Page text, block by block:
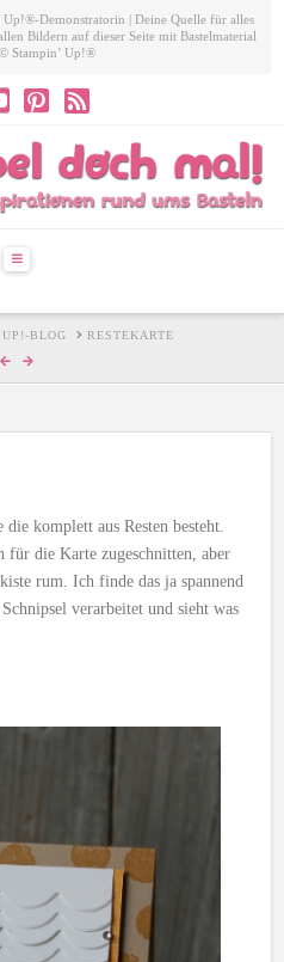
Up!®-Demonstratorin | Deine Quelle für alles
Bildern auf dieser Seite mit Bastelmaterial
Stampin’ Up!®
Navigation
BLOG RESTEKARTE
komplett aus Resten besteht.
für die Karte zugeschnitten, aber
rum. Ich finde das ja spannend
verarbeitet und sieht was